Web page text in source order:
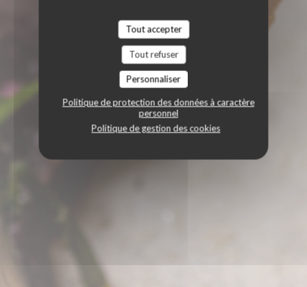
Tout accepter
Tout refuser
Personnaliser
Politique de protection des données à caractère
personnel
Politique de gestion des cookies